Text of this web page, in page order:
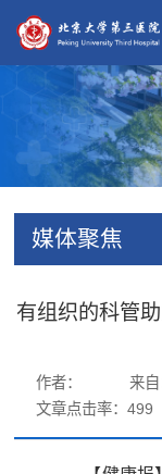
媒体聚焦
有组织的科管
作者： 来
文章点击率：499